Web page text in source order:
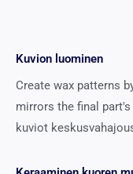
Kuvion luominen
Create wax patterns
mirrors the final part's
kuviot